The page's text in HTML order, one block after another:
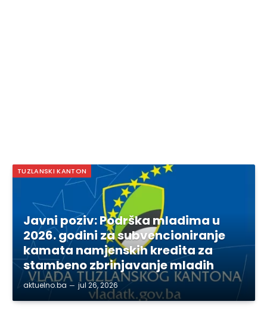
TUZLANSKI KANTON
Javni poziv: Podrška mladima u
2026. godini za subvencioniranje
kamata namjenskih kredita za
stambeno zbrinjavanje mladih
aktuelno.ba jul 26, 2026